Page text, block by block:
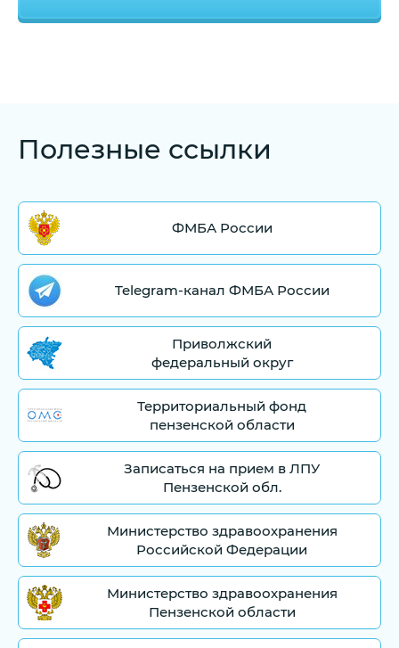
Полезные ссылки
ФМБА России
Telegram-канал ФМБА России
Приволжский
федеральный округ
Территориальный фонд
пензенской области
Записаться на прием в ЛПУ
Пензенской обл.
Министерство здравоохранения
Российской Федерации
Министерство здравоохранения
Пензенской области